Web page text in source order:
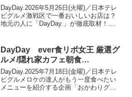
DayDay.2026年5月26日(火曜)／日本テレ
ビグルメ激戦区で一番おいしいお店は？
地元の人に「DayDay.」が徹底取材！今
紹介！一番おいしいお店を大調査！激...
DayDay ever食リポ女王 厳選グ
ルメ/隠れ家カフェ朝食…
DayDay.2025年7月18日(金曜)／日本テレ
ビグルメロケの達人がもう一度食べたい
メニューを紹介する企画「おかわりグル